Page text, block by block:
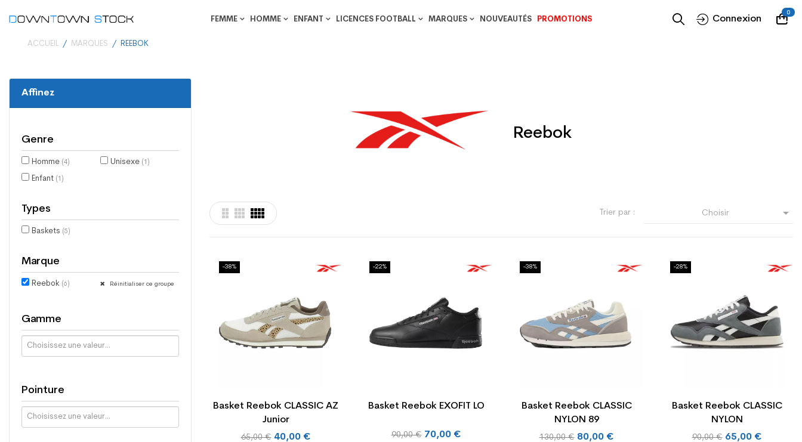
FEMME HOMME ENFANT LICENCES FOOTBALL MARQUES NOUVEAUTÉS PROMOTIONS Connexion
0
ACCUEIL MARQUES REEBOK
Affinez
Genre
Homme (4) Unisexe (1)
Enfant (1)
Types
Baskets (5)
Marque
Reebok (6) Réinitialiser ce groupe
Gamme
Pointure
Reebok
Trier par : Choisir 
Basket Reebok CLASSIC AZ
Junior
Prix
65,00 € 40,00 €
-38%
Basket Reebok EXOFIT LO
Prix
90,00 € 70,00 €
-22%
Basket Reebok CLASSIC
NYLON 89
Prix
130,00 € 80,00 €
-38%
Basket Reebok CLASSIC
NYLON
Prix
90,00 € 65,00 €
-28%